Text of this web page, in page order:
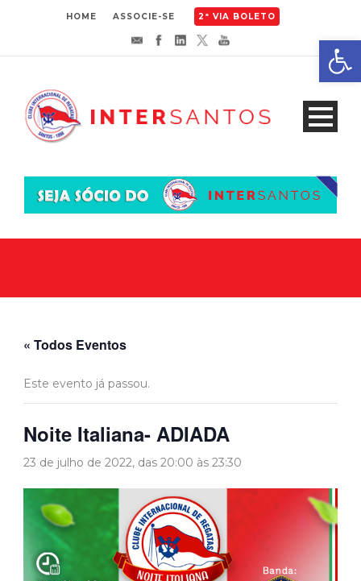
HOME ASSOCIE-SE 2ª VIA BOLETO
« Todos Eventos
Este evento já passou.
Noite Italiana- ADIADA
23 de julho de 2022, das 20:00 às 23:30
Abrir